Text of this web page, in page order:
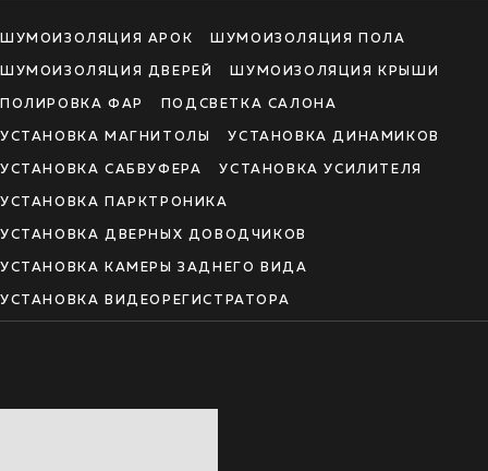
ШУМОИЗОЛЯЦИЯ АРОК ШУМОИЗОЛЯЦИЯ ПОЛА
ШУМОИЗОЛЯЦИЯ ДВЕРЕЙ ШУМОИЗОЛЯЦИЯ КРЫШИ
ПОЛИРОВКА ФАР ПОДСВЕТКА САЛОНА
УСТАНОВКА МАГНИТОЛЫ УСТАНОВКА ДИНАМИКОВ
УСТАНОВКА САБВУФЕРА УСТАНОВКА УСИЛИТЕЛЯ
УСТАНОВКА ПАРКТРОНИКА
УСТАНОВКА ДВЕРНЫХ ДОВОДЧИКОВ
УСТАНОВКА КАМЕРЫ ЗАДНЕГО ВИДА
УСТАНОВКА ВИДЕОРЕГИСТРАТОРА